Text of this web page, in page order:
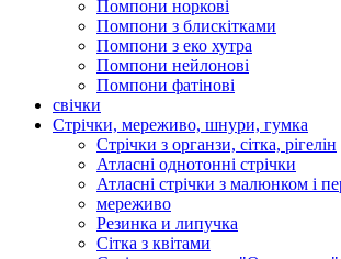
Помпони норкові
Помпони з блискітками
Помпони з еко хутра
Помпони нейлонові
Помпони фатінові
свічки
Стрічки, мереживо, шнури, гумка
Стрічки з органзи, сітка, рігелін
Атласні однотонні стрічки
Атласні стрічки з малюнком і
мереживо
Резинка и липучка
Сітка з квітами